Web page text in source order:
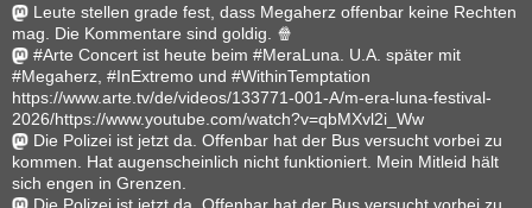
Leute stellen grade fest, dass Megaherz offenbar keine Rechten
mag. Die Kommentare sind goldig. 🍿
#Arte Concert ist heute beim #MeraLuna. U.A. später mit
#Megaherz, #InExtremo und #WithinTemptation
https://www.arte.tv/de/videos/133771-001-A/m-era-luna-festival-
2026/https://www.youtube.com/watch?v=qbMXvl2i_Ww
Die Polizei ist jetzt da. Offenbar hat der Bus versucht vorbei zu
kommen. Hat augenscheinlich nicht funktioniert. Mein Mitleid hält
sich engen in Grenzen.
Die Polizei ist jetzt da. Offenbar hat der Bus versucht vorbei zu